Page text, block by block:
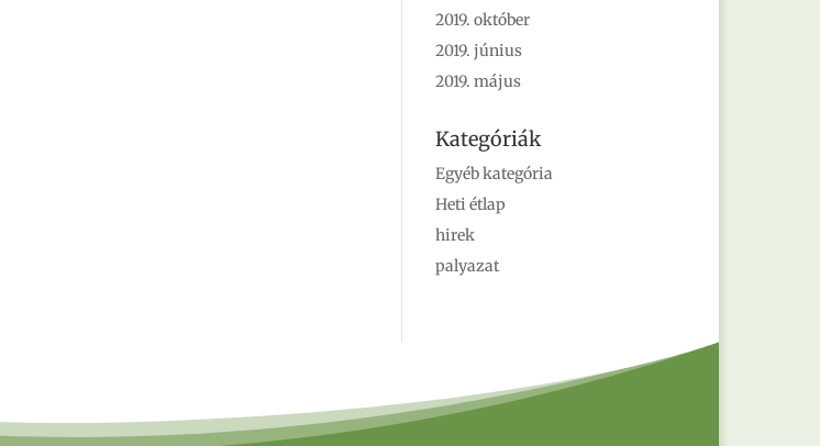
2019. október
2019. június
2019. május
Kategóriák
Egyéb kategória
Heti étlap
hirek
palyazat